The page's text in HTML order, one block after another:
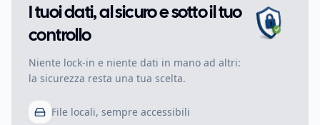
I tuoi dati, al sicuro e sotto il tuo
controllo
Niente lock-in e niente dati in mano ad altri:
la sicurezza resta una tua scelta.
File locali, sempre accessibili